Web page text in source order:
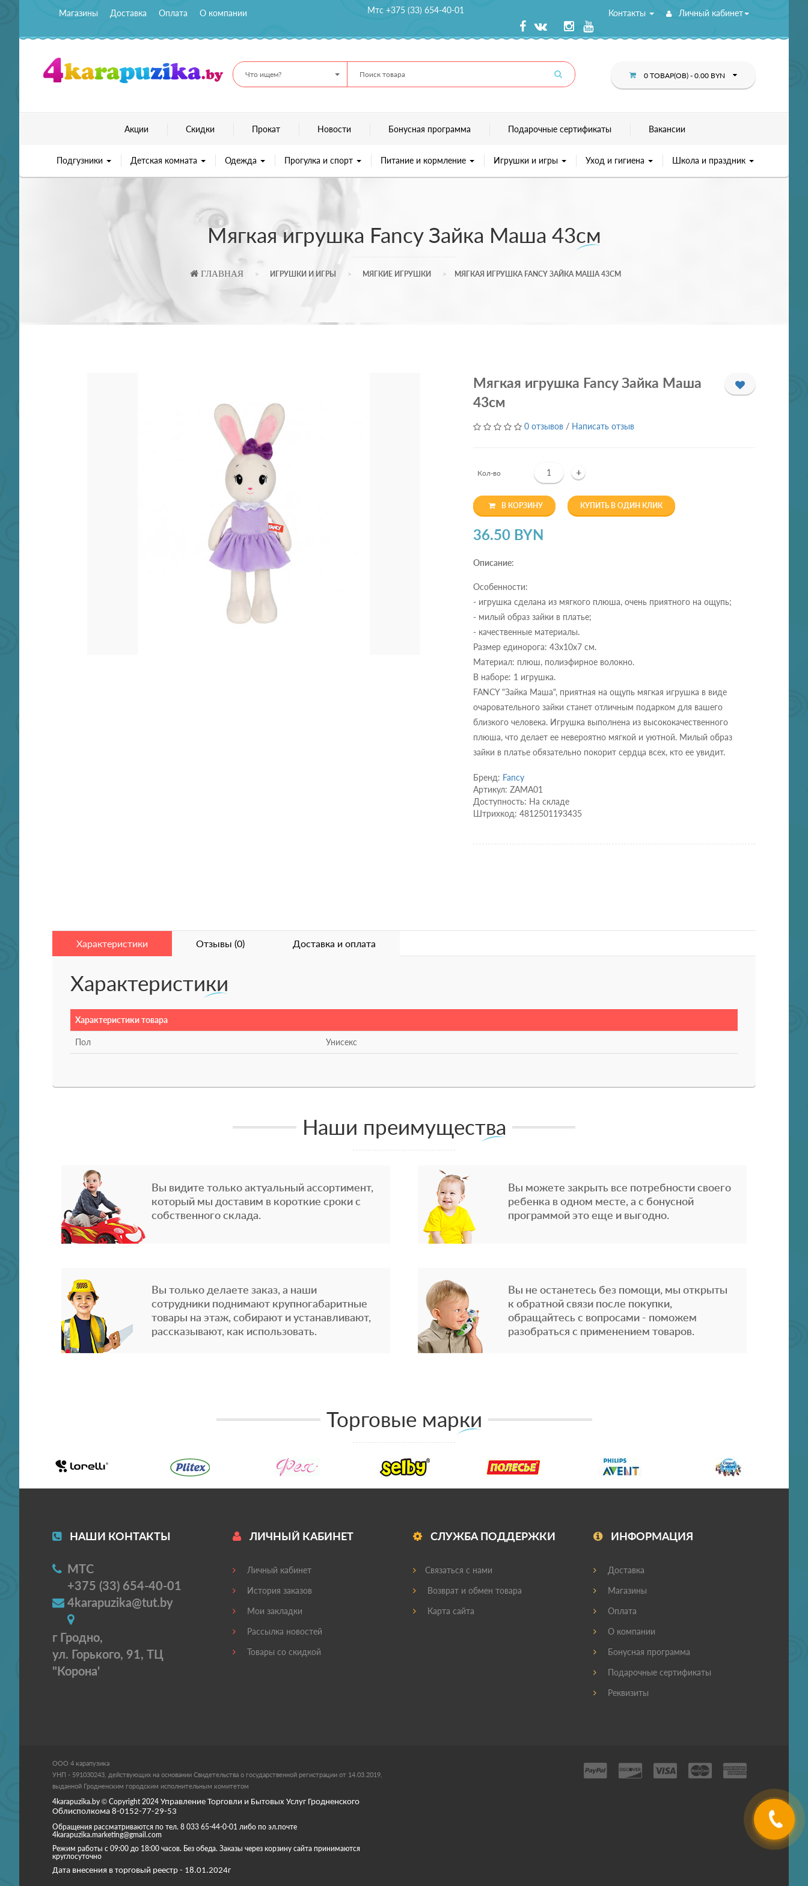
Магазины Доставка Оплата О компании Мтс +375 (33) 654-40-01 Контакты Личный кабинет
Что ищем? 0 ТОВАР(ОВ) - 0.00 BYN
Акции Скидки Прокат Новости Бонусная программа Подарочные сертификаты Вакансии
Подгузники Детская комната Одежда Прогулка и спорт Питание и кормление Игрушки и игры Уход и гигиена Школа и праздник
Мягкая игрушка Fancy Зайка Маша 43см
ГЛАВНАЯ ИГРУШКИ И ИГРЫ МЯГКИЕ ИГРУШКИ МЯГКАЯ ИГРУШКА FANCY ЗАЙКА МАША 43СМ
Мягкая игрушка Fancy Зайка Маша
43см
0 отзывов / Написать отзыв
Кол-во +
В КОРЗИНУ КУПИТЬ В ОДИН КЛИК
36.50 BYN
Описание:
Особенности:
- игрушка сделана из мягкого плюша, очень приятного на ощупь;
- милый образ зайки в платье;
- качественные материалы.
Размер единорога: 43х10х7 см.
Материал: плюш, полиэфирное волокно.
В наборе: 1 игрушка.
FANCY "Зайка Маша", приятная на ощупь мягкая игрушка в виде
очаровательного зайки станет отличным подарком для вашего
близкого человека. Игрушка выполнена из высококачественного
плюша, что делает ее невероятно мягкой и уютной. Милый образ
зайки в платье обязательно покорит сердца всех, кто ее увидит.
Бренд: Fancy
Артикул: ZAMA01
Доступность: На складе
Штрихкод: 4812501193435
Характеристики Отзывы (0) Доставка и оплата
Характеристики
Характеристики товара
Пол Унисекс
Наши преимущества
Вы видите только актуальный ассортимент,
который мы доставим в короткие сроки с
собственного склада.
Вы можете закрыть все потребности своего
ребенка в одном месте, а с бонусной
программой это еще и выгодно.
Вы только делаете заказ, а наши
сотрудники поднимают крупногабаритные
товары на этаж, собирают и устанавливают,
рассказывают, как использовать.
Вы не останетесь без помощи, мы открыты
к обратной связи после покупки,
обращайтесь с вопросами - поможем
разобраться с применением товаров.
Торговые марки
НАШИ КОНТАКТЫ
МТС
+375 (33) 654-40-01
4karapuzika@tut.by
г Гродно,
ул. Горького, 91, ТЦ
"Корона'
ЛИЧНЫЙ КАБИНЕТ
Личный кабинет
История заказов
Мои закладки
Рассылка новостей
Товары со скидкой
СЛУЖБА ПОДДЕРЖКИ
Связаться с нами
Возврат и обмен товара
Карта сайта
ИНФОРМАЦИЯ
Доставка
Магазины
Оплата
О компании
Бонусная программа
Подарочные сертификаты
Реквизиты
ООО 4 карапузика
УНП - 591030243, действующих на основании Свидетельства о государственной регистрации от 14.03.2019,
выданной Гродненским городским исполнительным комитетом
4karapuzika.by © Copyright 2024 Управление Торговли и Бытовых Услуг Гродненского
Облисполкома 8-0152-77-29-53
Обращения рассматриваются по тел. 8 033 65-44-0-01 либо по эл.почте
4karapuzika.marketing@gmail.com
Режим работы с 09:00 до 18:00 часов. Без обеда. Заказы через корзину сайта принимаются
круглосуточно
Дата внесения в торговый реестр - 18.01.2024г